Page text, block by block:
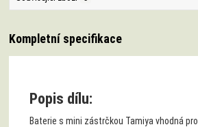
Kompletní specifikace
Popis dílu:
Baterie s mini zástrčkou Tamiya vhodná pro